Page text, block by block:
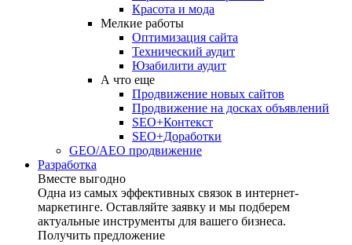
Красота и мода
Мелкие работы
Оптимизация сайта
Технический аудит
Юзабилити аудит
А что еще
Продвижение новых сайтов
Продвижение на досках объявлений
SEO+Контекст
SEO+Доработки
GEO/AEO продвижение
Разработка
Вместе выгодно
Одна из самых эффективных связок в интернет-
маркетинге. Оставляйте заявку и мы подберем
актуальные инструменты для вашего бизнеса.
Получить предложение